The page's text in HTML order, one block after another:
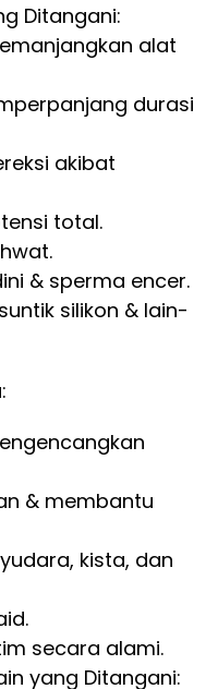
Ditangani:
alat
durasi
akibat
total.
& sperma encer.
silikon & lain-
& membantu
kista, dan
secara alami.
yang Ditangani: